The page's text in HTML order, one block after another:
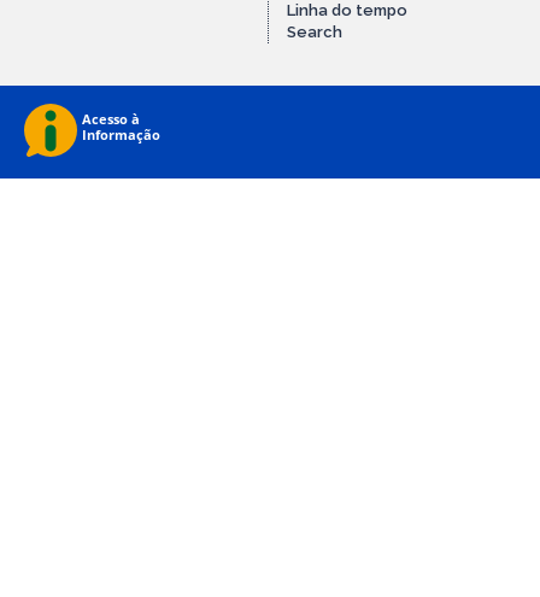
Linha do tempo
Search